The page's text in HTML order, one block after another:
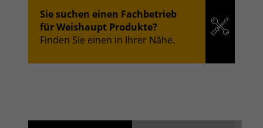
Sie suchen einen Fachbetrieb
für Weishaupt Produkte?
Finden Sie einen in Ihrer Nähe.